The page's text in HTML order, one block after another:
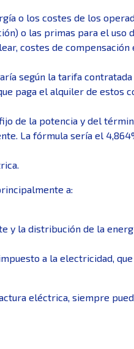
o los costes de los
o las primas para el uso
costes de
según la tarifa
paga el alquiler de estos
de la potencia y del
La fórmula sería el
a:
y la distribución de la
a la electricidad,
eléctrica, siempre